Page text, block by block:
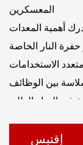
المعسكرين
أهمية المعدات
حفرة النار الخاصة
الاستخدامات
بين الوظائف
إقتبس